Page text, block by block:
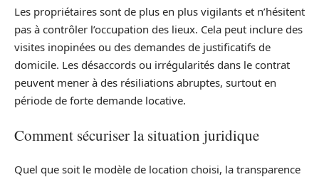
Les propriétaires sont de plus en plus vigilants et n’hésitent
pas à contrôler l’occupation des lieux. Cela peut inclure des
visites inopinées ou des demandes de justificatifs de
domicile. Les désaccords ou irrégularités dans le contrat
peuvent mener à des résiliations abruptes, surtout en
période de forte demande locative.
Comment sécuriser la situation juridique
Quel que soit le modèle de location choisi, la transparence